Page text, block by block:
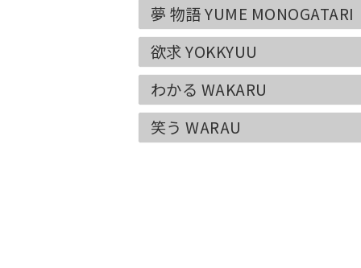
夢 物語 YUME MONOGATARI
欲求 YOKKYUU
わかる WAKARU
笑う WARAU